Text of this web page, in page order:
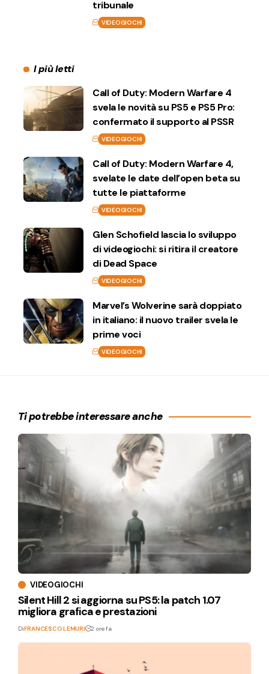
tribunale
VIDEOGIOCHI
I più letti
Call of Duty: Modern Warfare 4
svela le novità su PS5 e PS5 Pro:
confermato il supporto al PSSR
VIDEOGIOCHI
Call of Duty: Modern Warfare 4,
svelate le date dell’open beta su
tutte le piattaforme
VIDEOGIOCHI
Glen Schofield lascia lo sviluppo
di videogiochi: si ritira il creatore
di Dead Space
VIDEOGIOCHI
Marvel’s Wolverine sarà doppiato
in italiano: il nuovo trailer svela le
prime voci
VIDEOGIOCHI
Ti potrebbe interessare anche
VIDEOGIOCHI
Silent Hill 2 si aggiorna su PS5: la patch 1.07
migliora grafica e prestazioni
DiFRANCESCO LEMURI 2 ore fa